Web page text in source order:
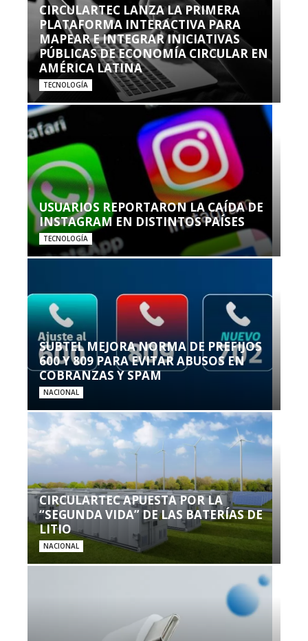
CIRCULARTEC LANZA LA PRIMERA
PLATAFORMA INTERACTIVA PARA
MAPEAR E INTEGRAR INICIATIVAS
PÚBLICAS DE ECONOMÍA CIRCULAR EN
AMÉRICA LATINA
TECNOLOGÍA
USUARIOS REPORTARON LA CAÍDA DE
INSTAGRAM EN DISTINTOS PAÍSES
TECNOLOGÍA
SUBTEL MEJORA NORMA DE PREFIJOS
600 Y 809 PARA EVITAR ABUSOS EN
COBRANZAS Y SPAM
NACIONAL
CIRCULARTEC APUESTA POR LA
“SEGUNDA VIDA” DE LAS BATERÍAS DE
LITIO
NACIONAL